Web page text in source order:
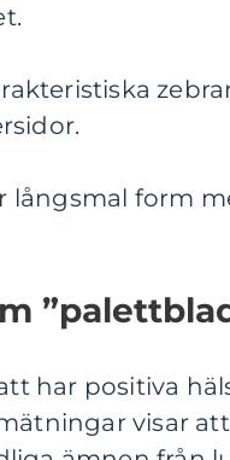
långsmal form
har positiva
visar